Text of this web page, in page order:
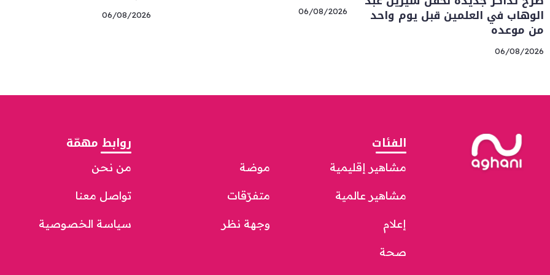
الوهاب في العلمين قبل يوم واحد
من موعده
06/08/2026
06/08/2026
06/08/2026
الفئات
مشاهير إقليمية
مشاهير عالمية
إعلام
صحة
موضة
متفرّقات
وجهة نظر
روابط مهمّة
من نحن
تواصل معنا
سياسة الخصوصية